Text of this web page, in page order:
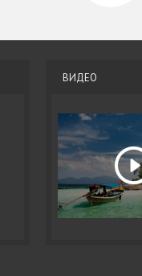
ВИДЕО